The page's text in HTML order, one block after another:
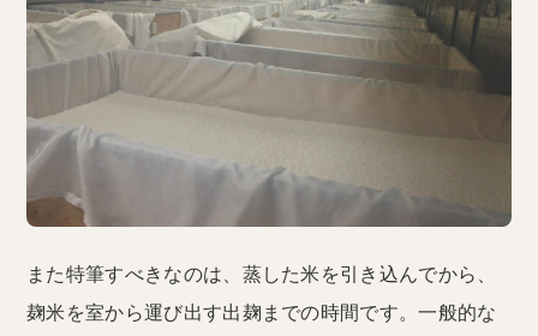
また特筆すべきなのは、蒸した米を引き込んでから、
麹米を室から運び出す出麹までの時間です。一般的な